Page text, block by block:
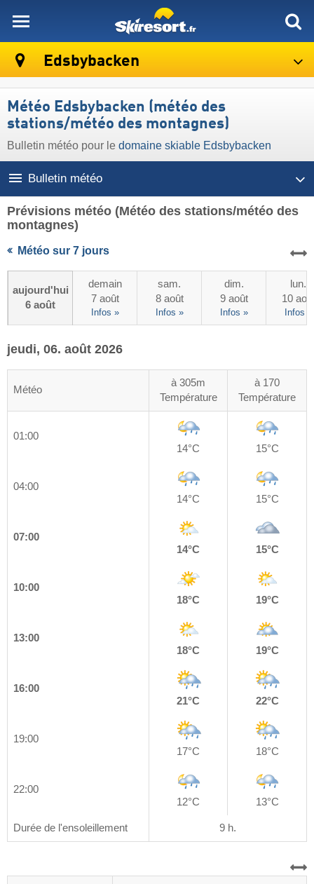
Edsbybacken
Météo Edsbybacken (météo des
stations/météo des montagnes)
Bulletin météo pour le domaine skiable Edsbybacken
Bulletin météo
Prévisions météo (Météo des stations/météo des
montagnes)
Météo sur 7 jours
aujourd'hui
6 août
demain
7 août
Infos »
sam.
8 août
Infos »
dim.
9 août
Infos »
lun.
10
Infos »
jeudi, 06. août 2026
Météo
à 305m
Température
à 170
Température
01:00
14°C
15°C
04:00
14°C
15°C
07:00
14°C
15°C
10:00
18°C
19°C
13:00
18°C
19°C
16:00
21°C
22°C
19:00
17°C
18°C
22:00
12°C
13°C
Durée de l'ensoleillement 9 h.